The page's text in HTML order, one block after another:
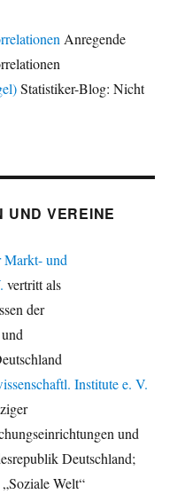
Anregende
Statistiker-Blog: Nicht
UND VEREINE
und
vertritt als
der
Institute e. V.
und
Deutschland;
Welt“